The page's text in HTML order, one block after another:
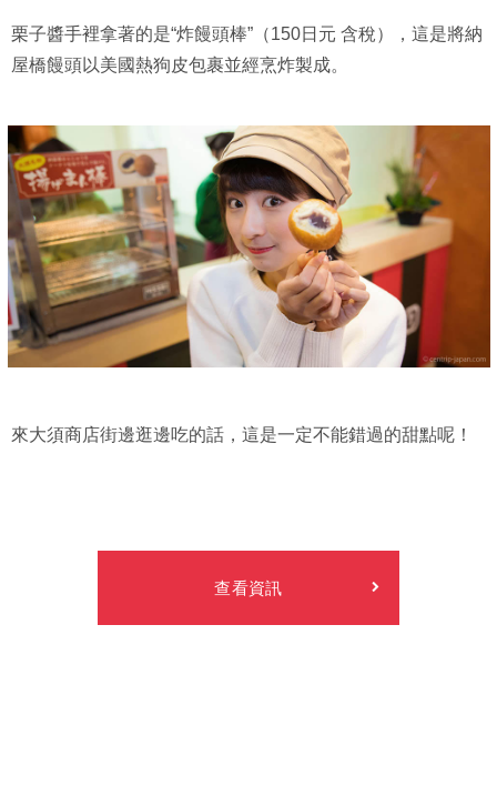
栗子醬手裡拿著的是“炸饅頭棒”（150日元 含稅），這是將納
屋橋饅頭以美國熱狗皮包裹並經烹炸製成。
來大須商店街邊逛邊吃的話，這是一定不能錯過的甜點呢！
查看資訊